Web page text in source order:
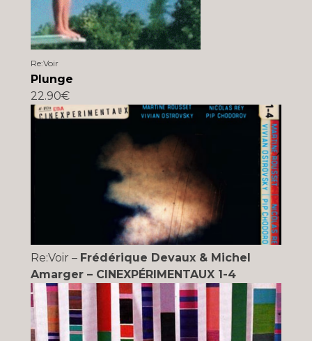
Re:Voir
Plunge
22.90€
Re:Voir – Frédérique Devaux & Michel
Amarger – CINEXPÉRIMENTAUX 1-4